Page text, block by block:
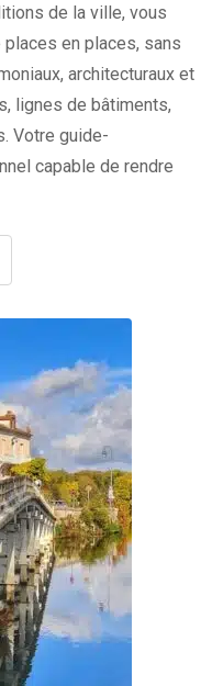
de la ville, vous
en places, sans
architecturaux et
lignes de bâtiments,
Votre guide-
capable de rendre